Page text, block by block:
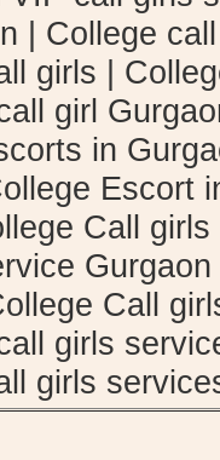
| College
girls |
girl
in
Escort
Call
Call
girls
girls